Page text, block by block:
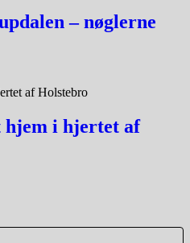
– nøglerne
hjem i hjertet af